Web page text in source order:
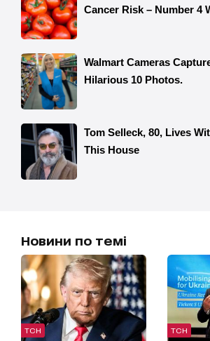
Новини по темі
ТСН ТСН